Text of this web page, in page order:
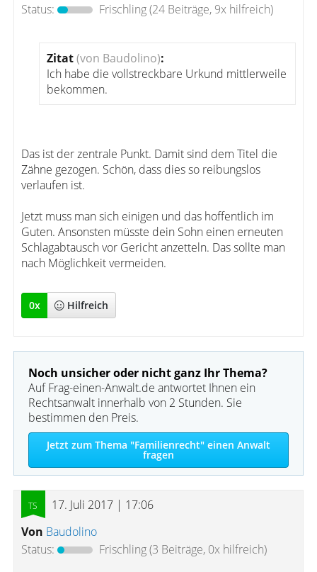
Status: Frischling(24 Beiträge, 9x hilfreich)
Zitat(von Baudolino):
Ich habe die vollstreckbare Urkund mittlerweile
bekommen.
Das ist der zentrale Punkt. Damit sind dem Titel die
Zähne gezogen. Schön, dass dies so reibungslos
verlaufen ist.
Jetzt muss man sich einigen und das hoffentlich im
Guten. Ansonsten müsste dein Sohn einen erneuten
Schlagabtausch vor Gericht anzetteln. Das sollte man
nach Möglichkeit vermeiden.
0x Hilfreich
Noch unsicher oder nicht ganz Ihr Thema?
Auf Frag-einen-Anwalt.de antwortet Ihnen ein
Rechtsanwalt innerhalb von 2 Stunden. Sie
bestimmen den Preis.
Jetzt zum Thema "Familienrecht" einen Anwalt
fragen
17. Juli 2017 | 17:06
Von Baudolino
Status:
Frischling(3 Beiträge, 0x hilfreich)